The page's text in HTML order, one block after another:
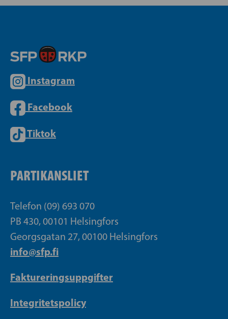
Instagram
Facebook
Tiktok
PARTIKANSLIET
Telefon (09) 693 070
PB 430, 00101 Helsingfors
Georgsgatan 27, 00100 Helsingfors
info@sfp.fi
Faktureringsuppgifter
Integritetspolicy